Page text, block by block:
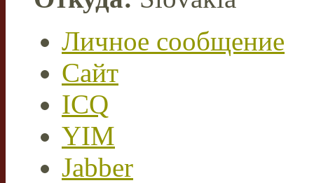
Личное сообщение
Сайт
ICQ
YIM
Jabber